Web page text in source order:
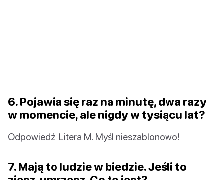
6. Pojawia się raz na minutę, dwa razy
w momencie, ale nigdy w tysiącu lat?
Odpowiedź: Litera M. Myśl nieszablonowo!
7. Mają to ludzie w biedzie. Jeśli to